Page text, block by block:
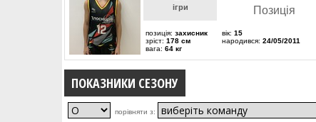
ігри
Позиція
позиція: захисник
зріст: 178 см
вага: 64 кг
вік: 15
народився: 24/05/2011
ПОКАЗНИКИ СЕЗОНУ
порівняти з: